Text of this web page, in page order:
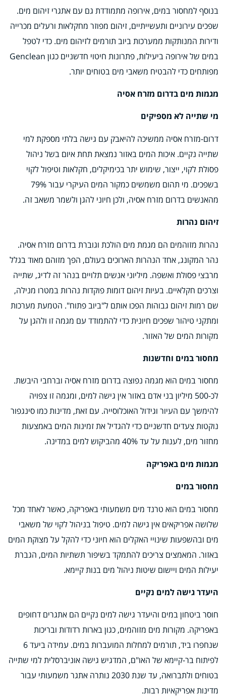
בנוסף למחסור במים, אירופה מתמודדת גם עם אתגרי זיהום מים.
שפכים עירוניים ותעשייתיים, זיהום מפוזר מחקלאות ורעלים מכרייה
ודירות המנותקות ממערכות ביוב תורמים לזיהום מים. כדי לטפל
במים של אירופה ביעילות, פתרונות חיטוי חדשניים כגון Genclean
מפותחים כדי להבטיח משאבי מים בטוחים יותר.
מגמות מים בדרום מזרח אסיה
מי שתייה לא מספיקים
דרום-מזרח אסיה ממשיכה להיאבק עם גישה בלתי מספקת למי
שתייה נקיים. איכות המים באזור נמצאת תחת איום בשל ניהול
פסולת לקוי, ייצור, שימוש יתר בכימיקלים, חקלאות וטיפול לקוי
בשפכים. מי תהום משמשים כמקור המים העיקרי עבור 79%
מהאנשים בדרום מזרח אסיה, ולכן חיוני להגן ולשמר משאב זה.
זיהום נהרות
נהרות מזוהמים הם מגמת מים הולכת וגוברת בדרום מזרח אסיה.
נהר המקונג, אחד הנהרות הארוכים בעולם, הפך מזוהם מאוד בגלל
מרבצי פסולת ואשפה. מיליוני אנשים תלויים בנהר זה לדיג, שתייה
וצרכים חקלאיים. בעיות זיהום דומות פוקדות נהרות במטרו מנילה,
שם רמות זיהום גבוהות הפכו אותם ל"ביוב פתוח". הטמעת מערכות
ומתקני טיהור שפכים חיונית כדי להתמודד עם מגמה זו ולהגן על
מקורות המים של האזור.
מחסור במים וחדשנות
מחסור במים הוא מגמה נפוצה בדרום מזרח אסיה וברחבי היבשת.
לכ-500 מיליון בני אדם באזור אין גישה למים, ומגמה זו צפויה
להימשך עם העיור וגידול האוכלוסייה. עם זאת, מדינות כמו סינגפור
נוקטות צעדים חדשניים כדי להגדיל את זמינות המים באמצעות
מחזור מים, לענות על עד 40% מהביקוש למים במדינה.
מגמות מים באפריקה
מחסור במים
מחסור במים הוא טרנד מים משמעותי באפריקה, כאשר לאחד מכל
שלושה אפריקאים אין גישה למים. טיפול בניהול לקוי של משאבי
מים ובהשפעות שינויי האקלים הוא חיוני כדי להקל על מצוקת המים
באזור. המאמצים צריכים להתמקד בשיפור תשתיות המים, הגברת
יעילות המים ויישום שיטות ניהול מים בנות קיימא.
היעדר גישה למים נקיים
חוסר ביטחון במים והיעדר גישה למים נקיים הם אתגרים דחופים
באפריקה. מקורות מים מזוהמים, כגון בארות רדודות ובריכות
שנחפרו ביד, תורמים למחלות המועברות במים. עמידה ביעד 6
לפיתוח בר-קיימא של האו"ם, המדגיש גישה אוניברסלית למי שתייה
בטוחים ולתברואה, עד שנת 2030 נותרה אתגר משמעותי עבור
מדינות אפריקאיות רבות.